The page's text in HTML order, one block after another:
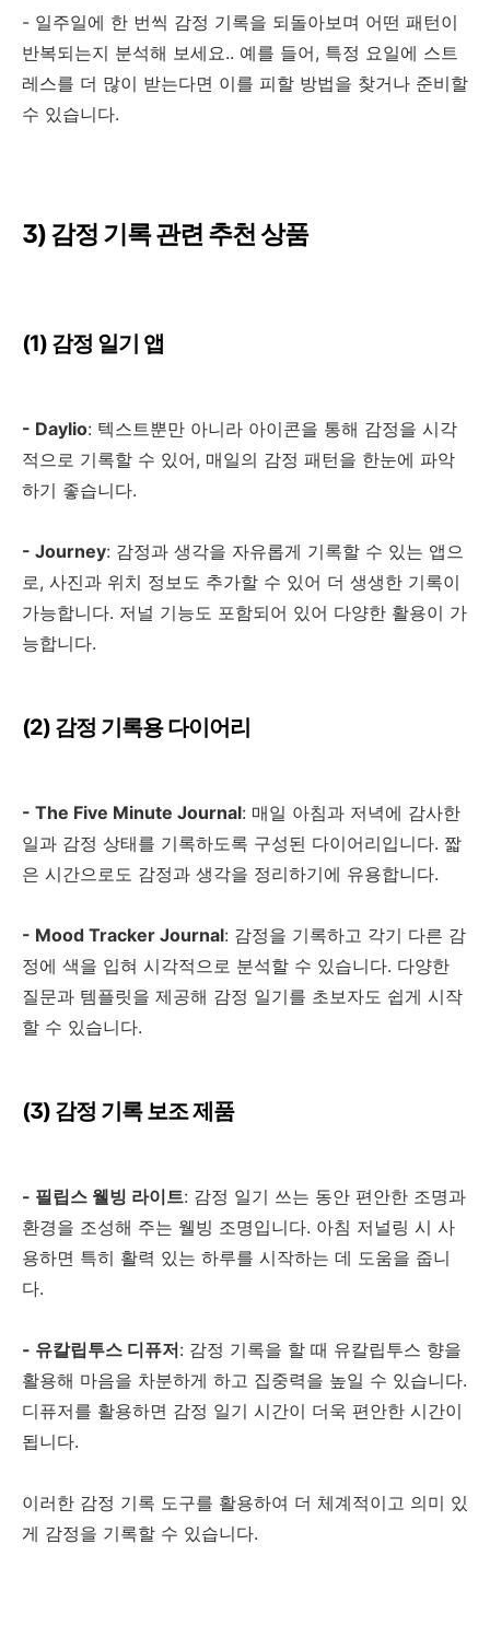
- 일주일에 한 번씩 감정 기록을 되돌아보며 어떤 패턴이
반복되는지 분석해 보세요.. 예를 들어, 특정 요일에 스트
레스를 더 많이 받는다면 이를 피할 방법을 찾거나 준비할
수 있습니다.
3)감정 기록 관련 추천 상품
(1) 감정 일기 앱
- Daylio: 텍스트뿐만 아니라 아이콘을 통해 감정을 시각
적으로 기록할 수 있어, 매일의 감정 패턴을 한눈에 파악
하기 좋습니다.
- Journey: 감정과 생각을 자유롭게 기록할 수 있는 앱으
로, 사진과 위치 정보도 추가할 수 있어 더 생생한 기록이
가능합니다. 저널 기능도 포함되어 있어 다양한 활용이 가
능합니다.
(2) 감정 기록용 다이어리
- The Five Minute Journal: 매일 아침과 저녁에 감사한
일과 감정 상태를 기록하도록 구성된 다이어리입니다. 짧
은 시간으로도 감정과 생각을 정리하기에 유용합니다.
- Mood Tracker Journal: 감정을 기록하고 각기 다른 감
정에 색을 입혀 시각적으로 분석할 수 있습니다. 다양한
질문과 템플릿을 제공해 감정 일기를 초보자도 쉽게 시작
할 수 있습니다.
(3) 감정 기록 보조 제품
- 필립스 웰빙 라이트: 감정 일기 쓰는 동안 편안한 조명과
환경을 조성해 주는 웰빙 조명입니다. 아침 저널링 시 사
용하면 특히 활력 있는 하루를 시작하는 데 도움을 줍니
다.
- 유칼립투스 디퓨저: 감정 기록을 할 때 유칼립투스 향을
활용해 마음을 차분하게 하고 집중력을 높일 수 있습니다.
디퓨저를 활용하면 감정 일기 시간이 더욱 편안한 시간이
됩니다.
이러한 감정 기록 도구를 활용하여 더 체계적이고 의미 있
게 감정을 기록할 수 있습니다.